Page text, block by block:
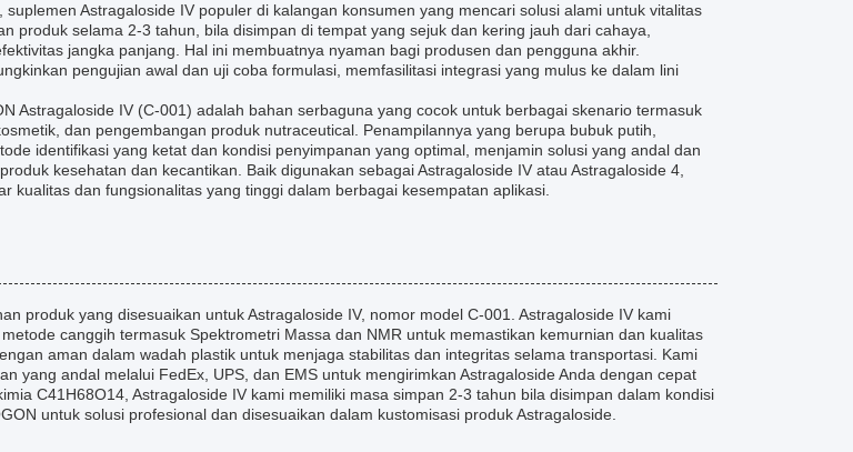
suplemen Astragaloside IV populer di kalangan konsumen yang mencari solusi alami untuk vitalitas
produk selama 2-3 tahun, bila disimpan di tempat yang sejuk dan kering jauh dari cahaya,
jangka panjang. Hal ini membuatnya nyaman bagi produsen dan pengguna akhir.
pengujian awal dan uji coba formulasi, memfasilitasi integrasi yang mulus ke dalam lini
Astragaloside IV (C-001) adalah bahan serbaguna yang cocok untuk berbagai skenario termasuk
dan pengembangan produk nutraceutical. Penampilannya yang berupa bubuk putih,
identifikasi yang ketat dan kondisi penyimpanan yang optimal, menjamin solusi yang andal dan
kesehatan dan kecantikan. Baik digunakan sebagai Astragaloside IV atau Astragaloside 4,
kualitas dan fungsionalitas yang tinggi dalam berbagai kesempatan aplikasi.
produk yang disesuaikan untuk Astragaloside IV, nomor model C-001. Astragaloside IV kami
canggih termasuk Spektrometri Massa dan NMR untuk memastikan kemurnian dan kualitas
aman dalam wadah plastik untuk menjaga stabilitas dan integritas selama transportasi. Kami
yang andal melalui FedEx, UPS, dan EMS untuk mengirimkan Astragaloside Anda dengan cepat
C41H68O14, Astragaloside IV kami memiliki masa simpan 2-3 tahun bila disimpan dalam kondisi
untuk solusi profesional dan disesuaikan dalam kustomisasi produk Astragaloside.